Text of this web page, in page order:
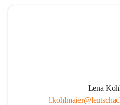
Lena